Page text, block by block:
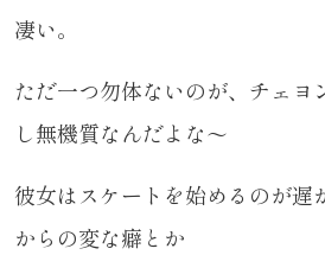
凄い。
ただ一つ勿体ないのが、チェヨ
し無機質なんだよな～
彼女はスケートを始めるのが遅
からの変な癖とか